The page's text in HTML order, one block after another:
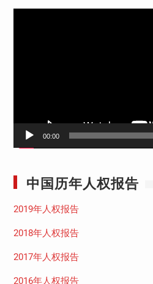
00:00
中国历年人权报告
2019年人权报告
2018年人权报告
2017年人权报告
2016年人权报告